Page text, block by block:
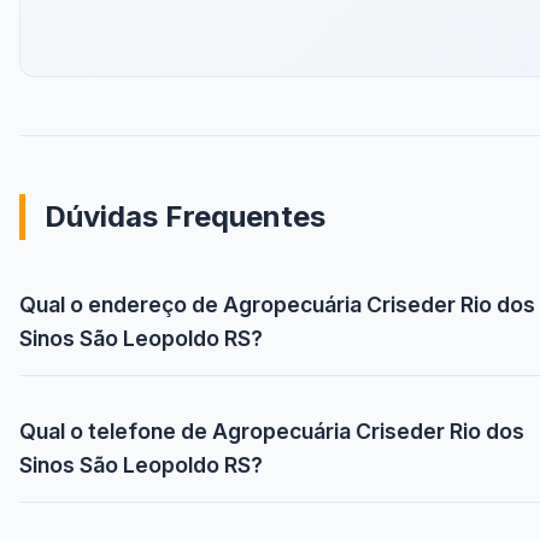
Dúvidas Frequentes
Qual o endereço de Agropecuária Criseder Rio dos
Sinos São Leopoldo RS?
Qual o telefone de Agropecuária Criseder Rio dos
Sinos São Leopoldo RS?